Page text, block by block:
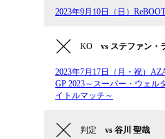
2023年9月10日（日）
KO vs ステファン・
2023年7月17日（月・祝）
GP 2023～スーパー・ウェル
イトルマッチ～
判定 vs 谷川 聖哉